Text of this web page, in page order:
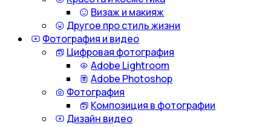
Визаж и макияж
Другое про стиль жизни
Фотография и видео
Цифровая фотография
Adobe Lightroom
Adobe Photoshop
Фотография
Композиция в фотографии
Дизайн видео